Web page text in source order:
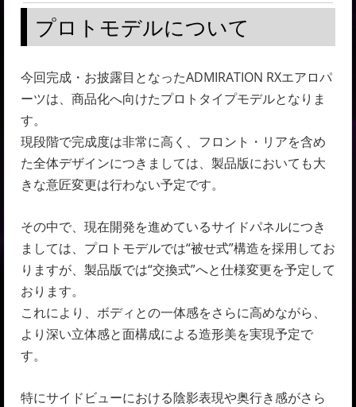
プロトモデルについて
今回完成・お披露目となったADMIRATION RXエアロパ
ーツは、商品化へ向けたプロトタイプモデルとなりま
す。
現段階で完成度は非常に高く、フロント・リアを含め
た全体デザインにつきましては、製品版においても大
きな意匠変更は行わない予定です。
その中で、現在開発を進めているサイドパネルにつき
ましては、プロトモデルでは“被せ式”構造を採用してお
りますが、製品版では“交換式”へと仕様変更を予定して
おります。
これにより、ボディとの一体感をさらに高めながら、
より深い立体感と面構成による造形美を実現予定で
す。
特にサイドビューにおける陰影表現や奥行き感がさら